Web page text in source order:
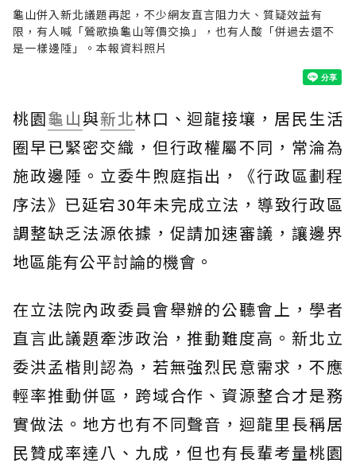
龜山併入新北議題再起，不少網友直言阻力大、質疑效益有
限，有人喊「鶯歌換龜山等價交換」，也有人酸「併過去還不
是一樣邊陲」。本報資料照片
桃園龜山與新北林口、迴龍接壤，居民生活
圈早已緊密交織，但行政權屬不同，常淪為
施政邊陲。立委牛煦庭指出，《行政區劃程
序法》已延宕30年未完成立法，導致行政區
調整缺乏法源依據，促請加速審議，讓邊界
地區能有公平討論的機會。
在立法院內政委員會舉辦的公聽會上，學者
直言此議題牽涉政治，推動難度高。新北立
委洪孟楷則認為，若無強烈民意需求，不應
輕率推動併區，跨域合作、資源整合才是務
實做法。地方也有不同聲音，迴龍里長稱居
民贊成率達八、九成，但也有長輩考量桃園